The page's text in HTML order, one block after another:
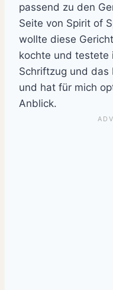
passend zu den
Seite von Spirit of
wollte diese
kochte und testete
Schriftzug und
und hat für mich
Anblick.